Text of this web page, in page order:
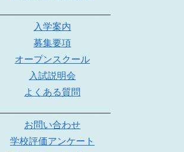
入学案内
募集要項
オープンスクール
入試説明会
よくある質問
お問い合わせ
学校評価アンケート